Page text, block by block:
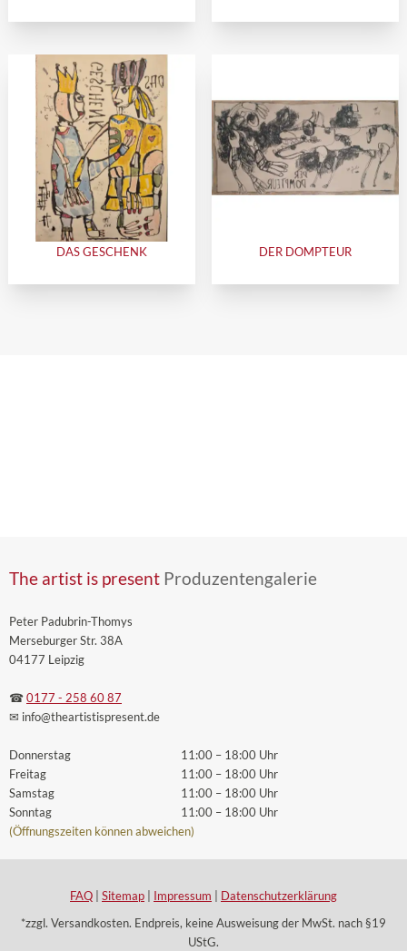
DAS GESCHENK DER DOMPTEUR
The artist is present Produzentengalerie
Peter Padubrin-Thomys
Merseburger Str. 38A
04177 Leipzig
☎ 0177 - 258 60 87
✉ info@theartistispresent.de
Donnerstag
Freitag
Samstag
Sonntag
11:00 – 18:00 Uhr
11:00 – 18:00 Uhr
11:00 – 18:00 Uhr
11:00 – 18:00 Uhr
(Öffnungszeiten können abweichen)
FAQ Sitemap Impressum
Datenschutzerklärung
*zzgl. Versandkosten. Endpreis, keine Ausweisung der MwSt. nach §19
UStG.